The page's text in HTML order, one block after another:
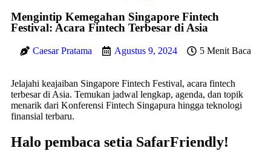
Mengintip Kemegahan Singapore Fintech
Festival: Acara Fintech Terbesar di Asia
Caesar Pratama Agustus 9, 2024 5 Menit Baca
Jelajahi keajaiban Singapore Fintech Festival, acara fintech
terbesar di Asia. Temukan jadwal lengkap, agenda, dan topik
menarik dari Konferensi Fintech Singapura hingga teknologi
finansial terbaru.
Halo pembaca setia SafarFriendly!